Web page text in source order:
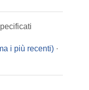
i più recenti) ·